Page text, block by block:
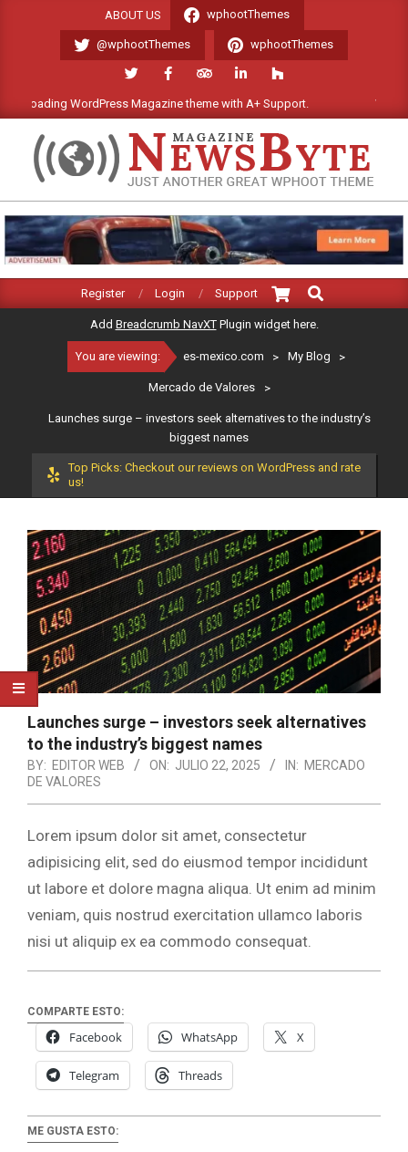
ABOUT US wphootThemes
@wphootThemes wphootThemes
loading WordPress Magazine theme with A+ Support. We'll be
ES-
MEXICO.COM
Navigation
Register Login Support
Search
Add Breadcrumb NavXTPlugin widget here.
You are viewing: es-mexico.com > My Blog >
Mercado de Valores >
Launches surge – investors seek alternatives to the industry’s
biggest names
Top Picks: Checkout our reviews on WordPress and rate
us!
Launches surge – investors seek alternatives
to the industry’s biggest names
BY: EDITOR WEB ON: JULIO 22, 2025 IN: MERCADO
DE VALORES
Lorem ipsum dolor sit amet, consectetur
adipisicing elit, sed do eiusmod tempor incididunt
ut labore et dolore magna aliqua. Ut enim ad minim
veniam, quis nostrud exercitation ullamco laboris
nisi ut aliquip ex ea commodo consequat.
COMPARTE ESTO:
Facebook WhatsApp X
Telegram Threads
ME GUSTA ESTO: